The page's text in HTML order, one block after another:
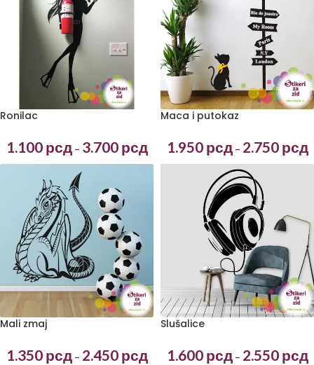
Ronilac
1.100 рсд – 3.700 рсд
Maca i putokaz
1.950 рсд – 2.750 рсд
Mali zmaj
1.350 рсд – 2.450 рсд
Slušalice
1.600 рсд – 2.550 рсд